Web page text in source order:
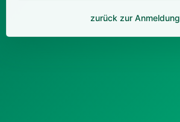
zurück zur Anmeldung